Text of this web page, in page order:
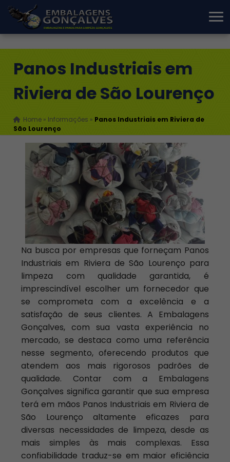
Panos Industriais em
Riviera de São Lourenço
Home » Informações » Panos Industriais em Riviera de
São Lourenço
Na busca por empresas que forneçam Panos
Industriais em Riviera de São Lourenço para
limpeza com qualidade garantida, é
imprescindível escolher um fornecedor que
se comprometa com a excelência e a
satisfação de seus clientes. A Embalagens
Gonçalves, com sua vasta experiência no
mercado, se destaca como uma referência
nesse segmento, oferecendo produtos que
atendem aos mais rigorosos padrões de
qualidade. Contar com a Embalagens
Gonçalves significa garantir que sua empresa
terá em mãos Panos Industriais em Riviera de
São Lourenço altamente eficazes para
diversas necessidades de limpeza, desde as
mais simples às mais complexas. Essa
confiabilidade traduz-se em maior eficiência